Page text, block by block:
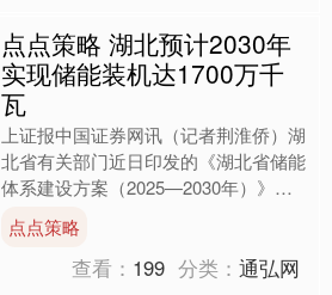
点点策略 湖北预计2030年
实现储能装机达1700万千
瓦
上证报中国证券网讯（记者荆淮侨）湖
北省有关部门近日印发的《湖北省储能
体系建设方案（2025—2030年）》提
出，到2027年，湖北新增储能以新型
储能为主，全省储....
点点策略
查看： 199 分类：通弘网